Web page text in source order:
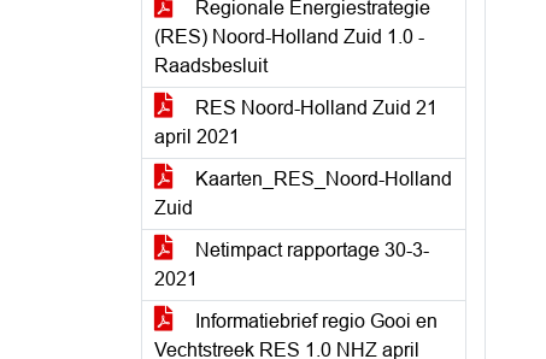
Regionale Energiestrategie
(RES) Noord-Holland Zuid 1.0 -
Raadsbesluit
RES Noord-Holland Zuid 21
april 2021
Kaarten_RES_Noord-Holland
Zuid
Netimpact rapportage 30-3-
2021
Informatiebrief regio Gooi en
Vechtstreek RES 1.0 NHZ april